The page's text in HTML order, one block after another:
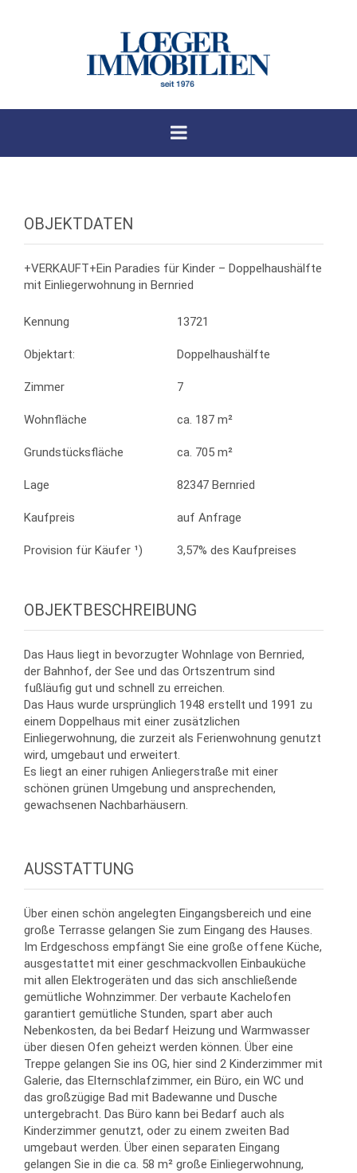
OBJEKTDATEN
+VERKAUFT+Ein Paradies für Kinder – Doppelhaushälfte
mit Einliegerwohnung in Bernried
Kennung 13721
Objektart: Doppelhaushälfte
Zimmer 7
Wohnfläche ca. 187 m²
Grundstücksfläche ca. 705 m²
Lage 82347 Bernried
Kaufpreis auf Anfrage
Provision für Käufer ¹) 3,57% des Kaufpreises
OBJEKTBESCHREIBUNG
Das Haus liegt in bevorzugter Wohnlage von Bernried,
der Bahnhof, der See und das Ortszentrum sind
fußläufig gut und schnell zu erreichen.
Das Haus wurde ursprünglich 1948 erstellt und 1991 zu
einem Doppelhaus mit einer zusätzlichen
Einliegerwohnung, die zurzeit als Ferienwohnung genutzt
wird, umgebaut und erweitert.
Es liegt an einer ruhigen Anliegerstraße mit einer
schönen grünen Umgebung und ansprechenden,
gewachsenen Nachbarhäusern.
AUSSTATTUNG
Über einen schön angelegten Eingangsbereich und eine
große Terrasse gelangen Sie zum Eingang des Hauses.
Im Erdgeschoss empfängt Sie eine große offene Küche,
ausgestattet mit einer geschmackvollen Einbauküche
mit allen Elektrogeräten und das sich anschließende
gemütliche Wohnzimmer. Der verbaute Kachelofen
garantiert gemütliche Stunden, spart aber auch
Nebenkosten, da bei Bedarf Heizung und Warmwasser
über diesen Ofen geheizt werden können. Über eine
Treppe gelangen Sie ins OG, hier sind 2 Kinderzimmer mit
Galerie, das Elternschlafzimmer, ein Büro, ein WC und
das großzügige Bad mit Badewanne und Dusche
untergebracht. Das Büro kann bei Bedarf auch als
Kinderzimmer genutzt, oder zu einem zweiten Bad
umgebaut werden. Über einen separaten Eingang
gelangen Sie in die ca. 58 m² große Einliegerwohnung,